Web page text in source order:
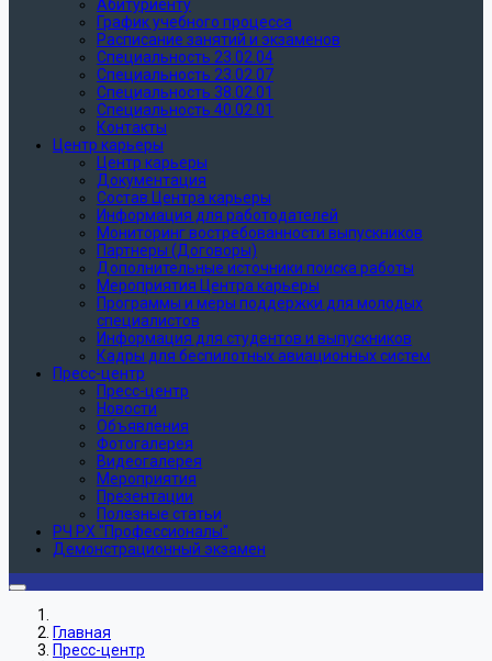
Абитуриенту
График учебного процесса
Расписание занятий и экзаменов
Специальность 23.02.04
Специальность 23.02.07
Специальность 38.02.01
Специальность 40.02.01
Контакты
Центр карьеры
Центр карьеры
Документация
Состав Центра карьеры
Информация для работодателей
Мониторинг востребованности выпускников
Партнеры (Договоры)
Дополнительные источники поиска работы
Мероприятия Центра карьеры
Программы и меры поддержки для молодых
специалистов
Информация для студентов и выпускников
Кадры для беспилотных авиационных систем
Пресс-центр
Пресс-центр
Новости
Объявления
Фотогалерея
Видеогалерея
Мероприятия
Презентации
Полезные статьи
РЧ РХ "Профессионалы"
Демонстрационный экзамен
Главная
Пресс-центр